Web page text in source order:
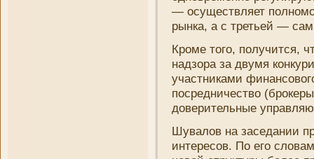
— осуществляет
рынка, а с третьей —
Кроме того, получится,
надзора за двумя
участни­ками
посредни­чество
доверительные
Шувалов на заседани­и
интересов. По его